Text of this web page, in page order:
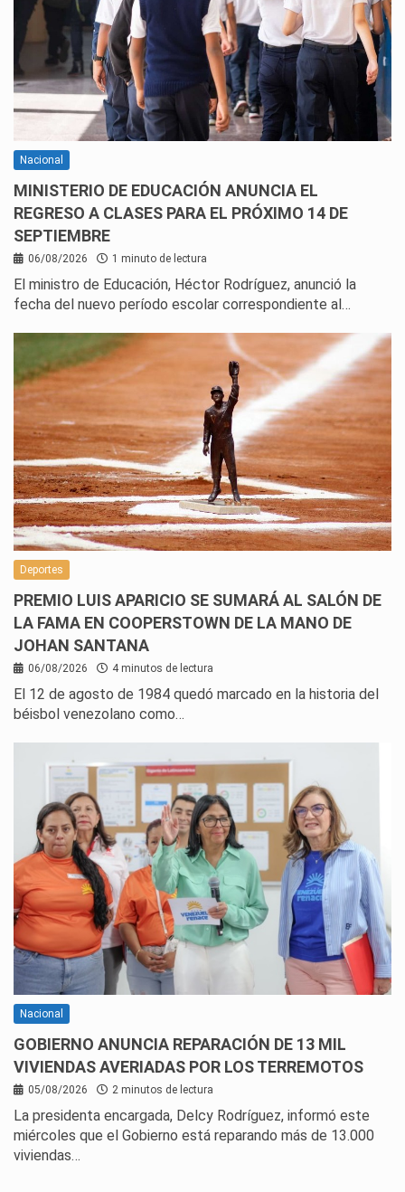
Nacional
MINISTERIO DE EDUCACIÓN ANUNCIA EL
REGRESO A CLASES PARA EL PRÓXIMO 14 DE
SEPTIEMBRE
06/08/2026 1 minuto de lectura
El ministro de Educación, Héctor Rodríguez, anunció la
fecha del nuevo período escolar correspondiente al…
Deportes
PREMIO LUIS APARICIO SE SUMARÁ AL SALÓN DE
LA FAMA EN COOPERSTOWN DE LA MANO DE
JOHAN SANTANA
06/08/2026 4 minutos de lectura
El 12 de agosto de 1984 quedó marcado en la historia del
béisbol venezolano como…
Nacional
GOBIERNO ANUNCIA REPARACIÓN DE 13 MIL
VIVIENDAS AVERIADAS POR LOS TERREMOTOS
05/08/2026 2 minutos de lectura
La presidenta encargada, Delcy Rodríguez, informó este
miércoles que el Gobierno está reparando más de 13.000
viviendas…